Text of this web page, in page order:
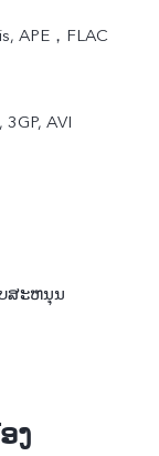
APE，FLAC
3GP, AVI
ສະຫນຸນ
ງ